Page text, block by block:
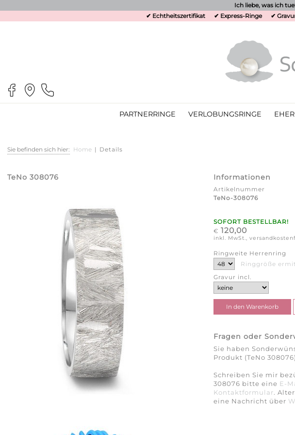
Ich liebe, was ich
✔ Echtheitszertifikat
✔ Express-Ringe ✔
PARTNERRINGE VERLOBUNGSRINGE
Sie befinden sich hier: Home | Details
TeNo 308076 Informationen
Artikelnummer
TeNo-308076
SOFORT BESTELLBAR!
€ 120,00
inkl. MwSt.,
Ringweite Herrenring
Ringgröße
Gravur incl.
Fragen oder
Sie haben
Produkt (TeNo
Schreiben Sie mir
308076 bitte eine E-
Kontaktformular.
eine Nachricht über